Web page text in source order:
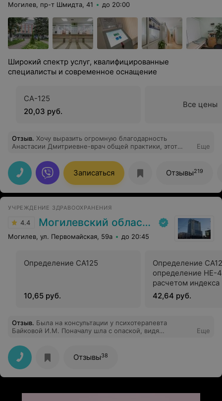
Могилев, пр-т Шмидта, 41 до 20:00
Широкий спектр услуг, квалифицированные
специалисты и современное оснащение
СА-125
20,03 руб.
Все цены
Отзыв. Хочу выразить огромную благодарность
Анастасии Дмитриевне-врач общей практики, этот
Еще
Записаться Отзывы219
УЧРЕЖДЕНИЕ ЗДРАВООХРАНЕНИЯ
4.4 Могилевский областной лечебно-диагностический центр
Могилев, ул. Первомайская, 59а до 20:45
Определение СА125
10,65 руб.
Определение
определение НЕ-
расчетом
42,64 руб.
Отзыв. Была на консультации у психотерапевта
Байковой И.М. Поначалу шла с опаской, видя
Отличный специалист, очень тактичный и мягкий, не
давит, скорректировала лечение и дала дальнейшие
рекомендации. Осталась очень довольна по итогу.
Еще
Отзывы38